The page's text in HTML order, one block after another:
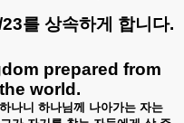
를 상속하게 합니다.
prepared from
world.
나니 하나님께 나아가는 자는